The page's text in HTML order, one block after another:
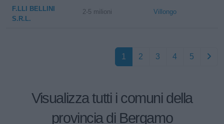
F.LLI BELLINI
S.R.L.
2-5 milioni Villongo
1 2 3 4 5
Visualizza tutti i comuni della
provincia di Bergamo